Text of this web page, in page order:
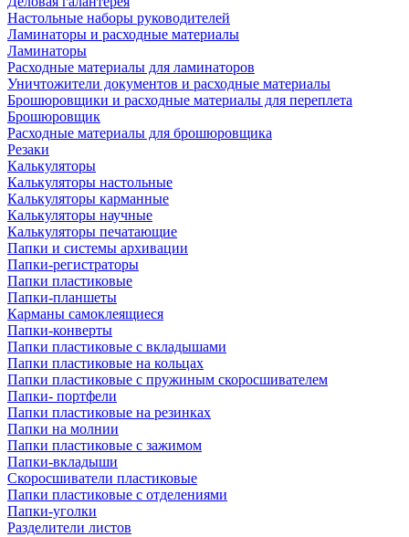
Настольные наборы руководителей
Ламинаторы и расходные материалы
Ламинаторы
Расходные материалы для ламинаторов
Уничтожители документов и расходные материалы
Брошюровщики и расходные материалы для переплета
Брошюровщик
Расходные материалы для брошюровщика
Резаки
Калькуляторы
Калькуляторы настольные
Калькуляторы карманные
Калькуляторы научные
Калькуляторы печатающие
Папки и системы архивации
Папки-регистраторы
Папки пластиковые
Папки-планшеты
Карманы самоклеящиеся
Папки-конверты
Папки пластиковые с вкладышами
Папки пластиковые на кольцах
Папки пластиковые с пружиным скоросшивателем
Папки- портфели
Папки пластиковые на резинках
Папки на молнии
Папки пластиковые с зажимом
Папки-вкладыши
Скоросшиватели пластиковые
Папки пластиковые с отделениями
Папки-уголки
Разделители листов